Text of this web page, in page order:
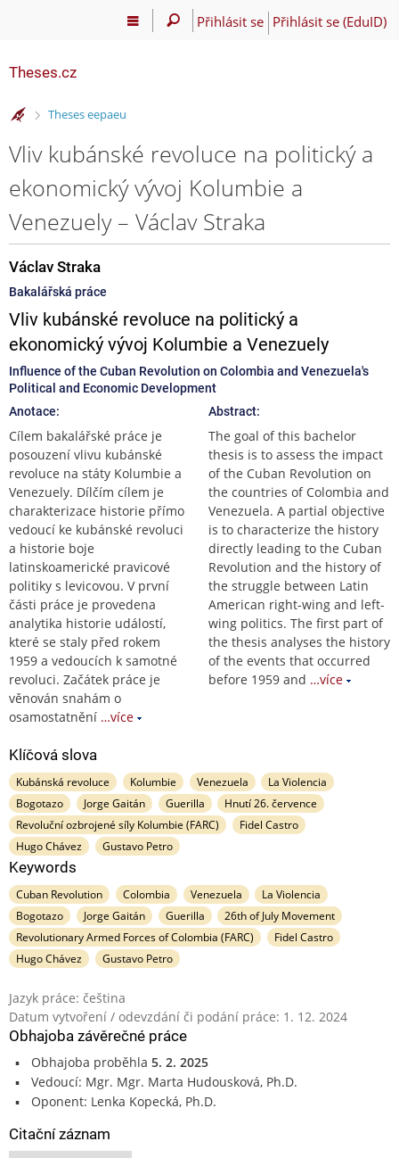
Přihlásit se Přihlásit se (EduID)
Theses.cz
>
Theses eepaeu
Vliv kubánské revoluce na politický a
ekonomický vývoj Kolumbie a
Venezuely – Václav Straka
Václav Straka
Bakalářská práce
Vliv kubánské revoluce na politický a
ekonomický vývoj Kolumbie a Venezuely
Influence of the Cuban Revolution on Colombia and Venezuela's
Political and Economic Development
Anotace:
Cílem bakalářské práce je
posouzení vlivu kubánské
revoluce na státy Kolumbie a
Venezuely. Dílčím cílem je
charakterizace historie přímo
vedoucí ke kubánské revoluci
a historie boje
latinskoamerické pravicové
politiky s levicovou. V první
části práce je provedena
analytika historie událostí,
které se staly před rokem
1959 a vedoucích k samotné
revoluci. Začátek práce je
věnován snahám o
osamostatnění …více
Abstract:
The goal of this bachelor
thesis is to assess the impact
of the Cuban Revolution on
the countries of Colombia and
Venezuela. A partial objective
is to characterize the history
directly leading to the Cuban
Revolution and the history of
the struggle between Latin
American right-wing and left-
wing politics. The first part of
the thesis analyses the history
of the events that occurred
before 1959 and …více
Klíčová slova
Kubánská revoluce Kolumbie Venezuela
La Violencia
Bogotazo
Jorge Gaitán Guerilla
Hnutí 26. července
Revoluční ozbrojené síly Kolumbie (FARC)
Fidel Castro
Hugo Chávez
Gustavo Petro
Keywords
Cuban Revolution Colombia Venezuela
La Violencia
Bogotazo
Jorge Gaitán Guerilla
26th of July Movement
Revolutionary Armed Forces of Colombia (FARC)
Fidel Castro
Hugo Chávez
Gustavo Petro
Jazyk práce: čeština
Datum vytvoření / odevzdání či podání práce: 1. 12. 2024
Obhajoba závěrečné práce
Obhajoba proběhla 5. 2. 2025
Vedoucí: Mgr. Mgr. Marta Hudousková, Ph.D.
Oponent: Lenka Kopecká, Ph.D.
Citační záznam